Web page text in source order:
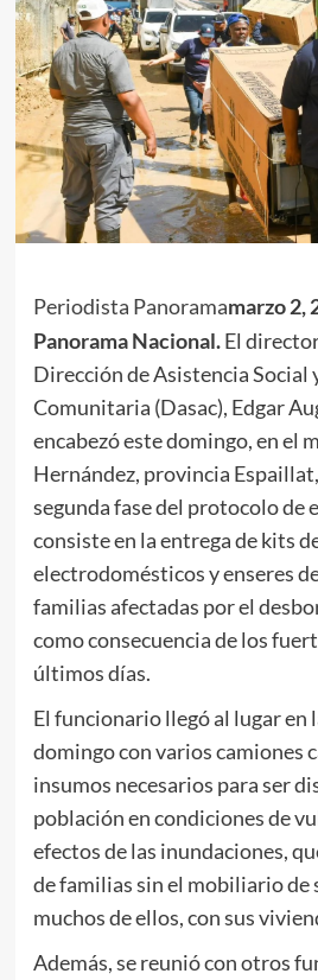
Periodista PanoramaMarzo 2,
Panorama Nacional.El
Dirección de Asistencia Social
Comunitaria (Dasac), Edgar
encabezó este domingo, en el
Hernández, provincia
segunda fase del protocolo de
consiste en la entrega de kits
electrodomésticos y enseres
familias afectadas por el
como consecuencia de los
últimos días.
El funcionario llegó al lugar en
domingo con varios camiones
insumos necesarios para ser
población en condiciones de
efectos de las inundaciones,
de familias sin el mobiliario de
muchos de ellos, con sus
Además, se reunió con otros